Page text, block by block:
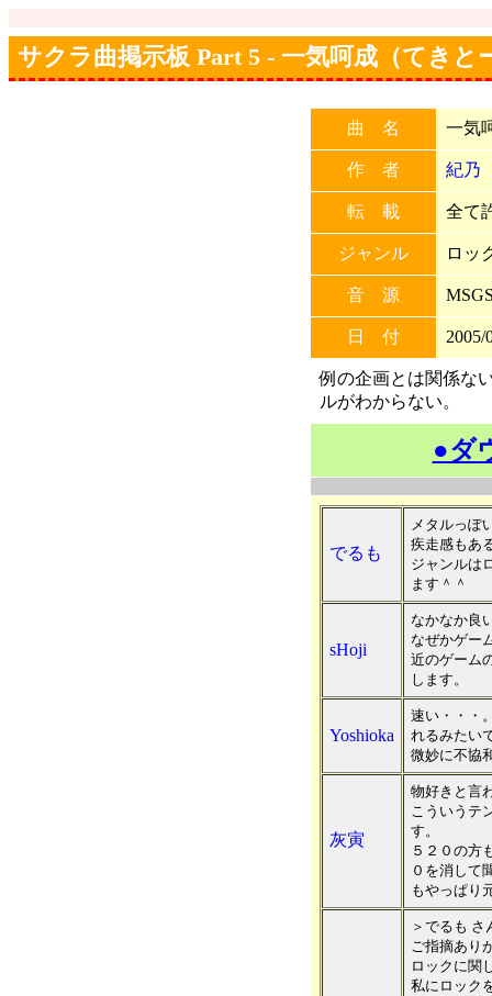
サクラ曲掲示板 Part 5 - 一気呵成（てきと
曲 名 一気
作 者 紀乃
転 載 全て
ジャンル ロッ
音 源
日 付 2005/
例の企画とは関係な
ルがわからない。
●ダ
でるも
メタルっぽ
疾走感もあ
ジャンルは
ます＾＾
sHoji
なかなか良
なぜかゲー
近のゲーム
します。
Yoshioka
速い・・・
れるみたい
微妙に不協
灰寅
物好きと言
こういうテ
す。
５２０の方
０を消して
もやっぱり
＞でるも さ
ご指摘あり
ロックに関
私にロック